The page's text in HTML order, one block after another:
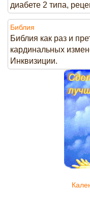
диабете 2 типа,
Библия
Библия как раз и
кардинальных
Инквизиции.